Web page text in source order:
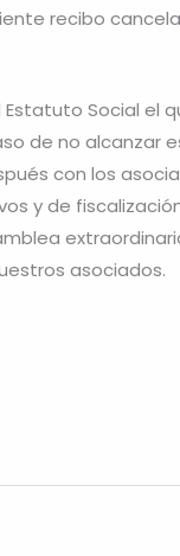
recibo
Social el
de no alcanzar
con los
y de
asociados.